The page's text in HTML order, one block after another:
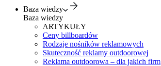
Baza wiedzy
Baza wiedzy
ARTYKUŁY
Ceny billboardów
Rodzaje nośników reklamowych
Skuteczność reklamy outdoorowej
Reklama outdoorowa – dla jakich firm